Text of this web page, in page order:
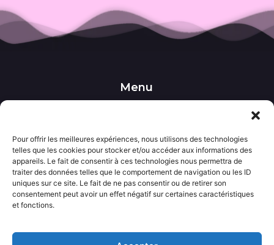
Pour offrir les meilleures expériences, nous utilisons des technologies
telles que les cookies pour stocker et/ou accéder aux informations des
appareils. Le fait de consentir à ces technologies nous permettra de
traiter des données telles que le comportement de navigation ou les ID
uniques sur ce site. Le fait de ne pas consentir ou de retirer son
consentement peut avoir un effet négatif sur certaines caractéristiques
et fonctions.
Menu
••• Accueil
••• Wishlist
••• Actualités
Informations